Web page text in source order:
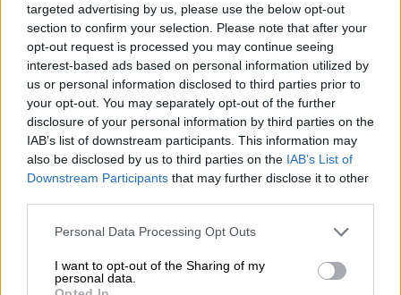
targeted advertising by us, please use the below opt-out
section to confirm your selection. Please note that after your
opt-out request is processed you may continue seeing
interest-based ads based on personal information utilized by
us or personal information disclosed to third parties prior to
your opt-out. You may separately opt-out of the further
disclosure of your personal information by third parties on the
IAB’s list of downstream participants. This information may
also be disclosed by us to third parties on the IAB’s List of
Downstream Participants that may further disclose it to other
Please note that this website/app uses one or more Google
not limited to your visit or usage behaviour. You may click to
grant or deny consent to Google and its third-party tags to
Personal Data Processing Opt Outs
I want to opt-out of the Sharing of my
personal data.
«Η αποτοξίνωσή μου ξεκίνησε στις 9/9 /08.
Μία ημέρα μετά τα γενέθλια του μπαμπά μου.
Ο σκύλος μου, η μαμά και ένας φίλος με
οδήγησαν στο κέντρο αποτοξίνωσης.
Έβρεχε και δεν ήθελα να πάω. Είπα δεν είμαι
έτοιμη για αυτό. Ας το κάνουμε τη Δευτέρα.
Δεν είχα ιδέα τι σήμαινε αυτή η ημέρα για
εμένα. Η μαμά μου μου είπε ”ας
επισκεφτούμε το μέρος να δούμε πώς είναι
και επιστρέφουμε σπίτι”. Κατέληξα να μένω
Θυμάμαι τον σκύλο μου να γραντζουνά τη